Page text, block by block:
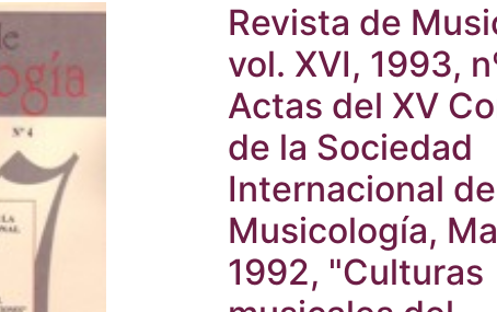
Revista de
vol. XVI, 1993,
Actas del XV
de la Sociedad
Internacional de
Musicología,
1992, "Culturas